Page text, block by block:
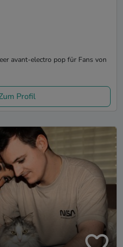
avant-electro pop für Fans von
Profil